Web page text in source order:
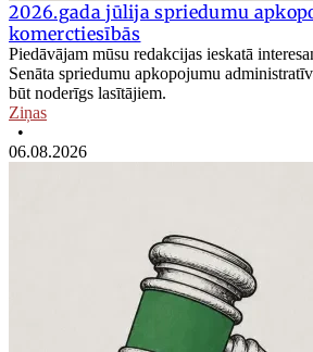
2026.gada jūlija spriedumu
komerctiesībās
Piedāvājam mūsu redakcijas ieskatā
Senāta spriedumu apkopojumu
būt noderīgs lasītājiem.
Ziņas
•
06.08.2026